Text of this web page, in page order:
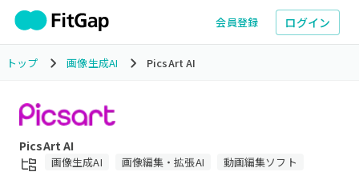
会員登録 ログイン
トップ 画像生成AI PicsArt AI
PicsArt AI
画像生成AI 画像編集・拡張AI
動画編集ソフト